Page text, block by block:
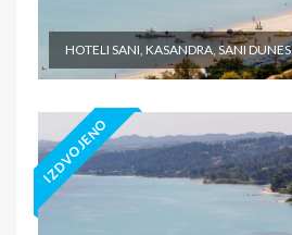
HOTELI SANI, KASANDRA, SANI DUNES
IZDVOJENO